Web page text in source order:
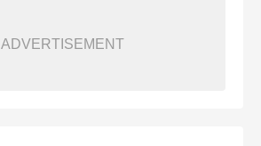
ADVERTISEMENT